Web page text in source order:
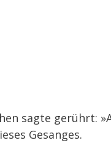
sagte gerührt:
Gesanges.